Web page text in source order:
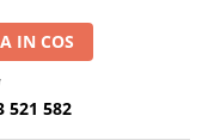
IN COS
521 582